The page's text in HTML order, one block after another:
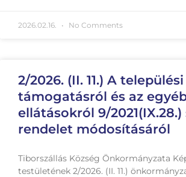
2026.02.16. No Comments
2/2026. (II. 11.) A települési
támogatásról és az
ellátásokról 9/2021(IX.28.)
rendelet módosításáról
Tiborszállás Község Önkormányzata
testületének 2/2026. (II. 11.)